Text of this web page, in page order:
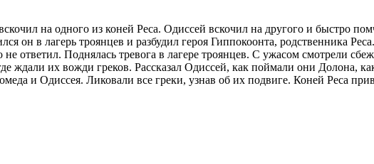
на одного из коней Реса. Одиссей вскочил на другого и быстро
он в лагерь троянцев и разбудил героя Гиппокоонта, родственника
не ответил. Поднялась тревога в лагере троянцев. С ужасом смотрели
ждали их вожди греков. Рассказал Одиссей, как поймали они Долона,
и Одиссея. Ликовали все греки, узнав об их подвиге. Коней Реса